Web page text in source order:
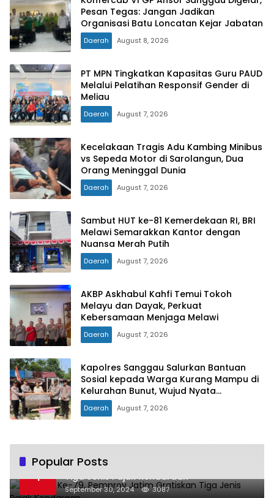
Pesan Tegas: Jangan Jadikan
Organisasi Batu Loncatan Kejar Jabatan
Daerah August 8, 2026
PT MPN Tingkatkan Kapasitas Guru PAUD
Melalui Pelatihan Responsif Gender di
Meliau
Daerah August 7, 2026
Kecelakaan Tragis Adu Kambing Minibus
vs Sepeda Motor di Sarolangun, Dua
Orang Meninggal Dunia
Daerah August 7, 2026
Sambut HUT ke-81 Kemerdekaan RI, BRI
Melawi Semarakkan Kantor dengan
Nuansa Merah Putih
Daerah August 7, 2026
AKBP Askhabul Kahfi Temui Tokoh
Melayu dan Dayak, Perkuat
Kebersamaan Menjaga Melawi
Daerah August 7, 2026
Kapolres Sanggau Salurkan Bantuan
Sosial kepada Warga Kurang Mampu di
Kelurahan Bunut, Wujud Nyata
Kepedulian Polri Hadir untuk Masyarakat
Daerah August 7, 2026
Popular Posts
1
Hari Jadi Ke-79, Pemprov Jatim Gratiskan
Tiga Jenis Pajak Kendaraan
September 30, 2024 3087